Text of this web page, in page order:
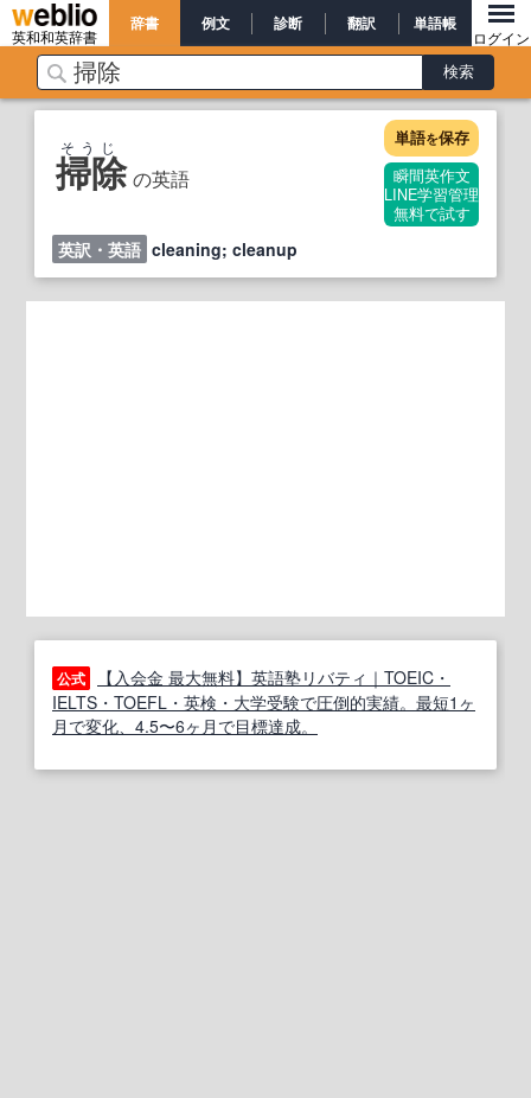
英和和英辞書
辞書 例文 診断 翻訳 単語帳
ログイン
掃除 の英語
そうじ 単語を保存
瞬間英作文
LINE学習管理
無料で試す
英訳・英語 cleaning; cleanup
公式
【入会金 最大無料】英語塾リバティ｜TOEIC・
IELTS・TOEFL・英検・大学受験で圧倒的実績。最短1ヶ
月で変化、4.5〜6ヶ月で目標達成。